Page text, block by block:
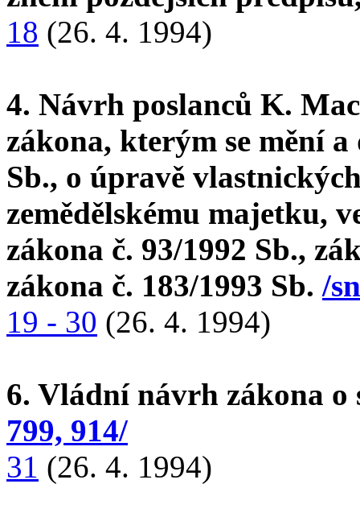
18 (26. 4. 1994)
4. Návrh poslanců K.
zákona, kterým se mění
Sb., o úpravě
zemědělskému majetku,
zákona č. 93/1992 Sb.,
zákona č. 183/1993 Sb. /
19 - 30 (26. 4. 1994)
6. Vládní návrh zákona
799, 914/
31 (26. 4. 1994)